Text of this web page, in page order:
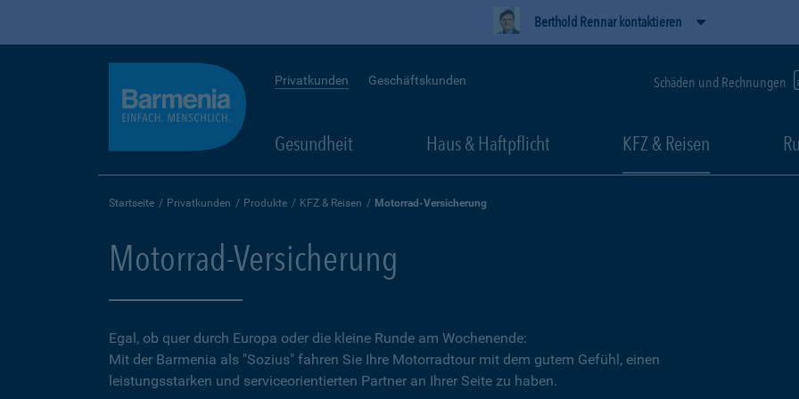
Berthold Rennar kontaktieren
Privatkunden Geschäftskunden Schäden und Rechnungen
Gesundheit Haus & Haftpflicht KFZ & Reisen
Startseite Privatkunden Produkte KFZ & Reisen Motorrad-Versicherung
Motorrad-Versicherung
Egal, ob quer durch Europa oder die kleine Runde am Wochenende:
Mit der Barmenia als "Sozius" fahren Sie Ihre Motorradtour mit dem gutem Gefühl, einen
leistungsstarken und serviceorientierten Partner an Ihrer Seite zu haben.